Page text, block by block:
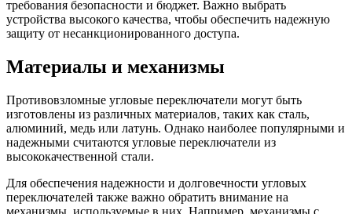
требования безопасности и бюджет. Важно выбрать
устройства высокого качества, чтобы обеспечить надежную
защиту от несанкционированного доступа.
Материалы и механизмы
Противовзломные угловые переключатели могут быть
изготовлены из различных материалов, таких как сталь,
алюминий, медь или латунь. Однако наиболее популярными и
надежными считаются угловые переключатели из
высококачественной стали.
Для обеспечения надежности и долговечности угловых
переключателей также важно обратить внимание на
механизмы, используемые в них. Например, механизмы с